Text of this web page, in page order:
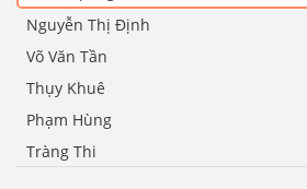
Nguyễn Thị Định
Võ Văn Tần
Thụy Khuê
Phạm Hùng
Tràng Thi